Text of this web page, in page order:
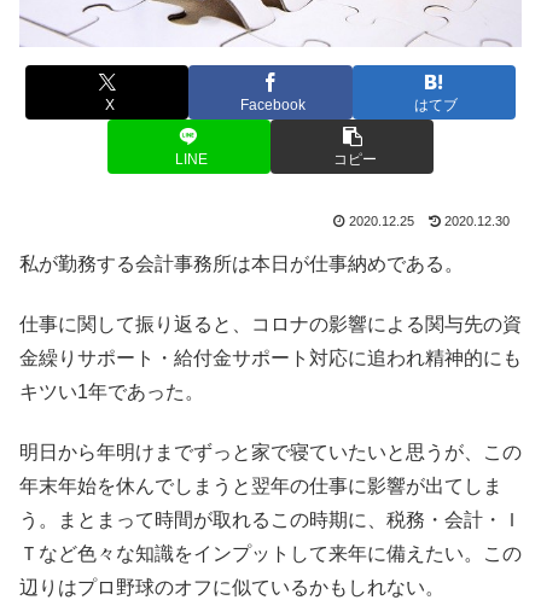
X Facebook はてブ
LINE コピー
2020.12.25 2020.12.30
私が勤務する会計事務所は本日が仕事納めである。
仕事に関して振り返ると、コロナの影響による関与先の資
金繰りサポート・給付金サポート対応に追われ精神的にも
キツい1年であった。
明日から年明けまでずっと家で寝ていたいと思うが、この
年末年始を休んでしまうと翌年の仕事に影響が出てしま
う。まとまって時間が取れるこの時期に、税務・会計・Ｉ
Ｔなど色々な知識をインプットして来年に備えたい。この
辺りはプロ野球のオフに似ているかもしれない。